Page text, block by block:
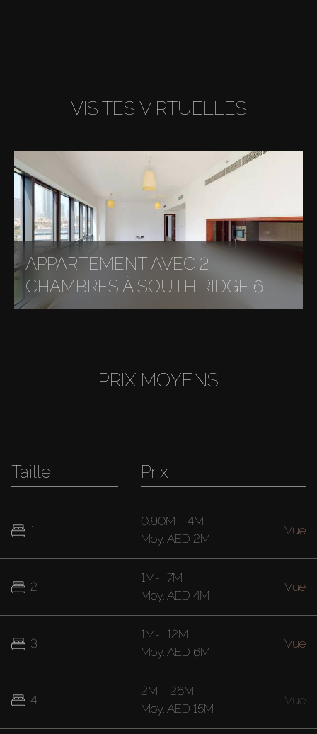
VISITES VIRTUELLES
APPARTEMENT AVEC 2
CHAMBRES À SOUTH RIDGE 6
PRIX MOYENS
Taille
1
2
3
4
Prix
0.90M- 4M
Moy. AED 2M
Vue
1M- 7M
Moy. AED 4M
Vue
1M- 12M
Moy. AED 6M
Vue
2M- 26M
Moy. AED 15M
Vue